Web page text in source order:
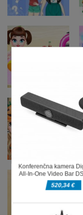
Ustvarjalne
Ustvarjalne
igre
Poletni izlet
na plažo Baby